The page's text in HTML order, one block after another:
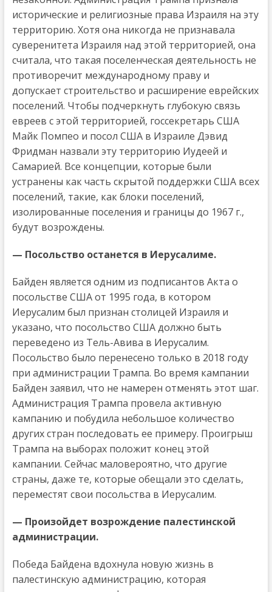
исторические и религиозные права Израиля на эту
территорию. Хотя она никогда не признавала
суверенитета Израиля над этой территорией, она
считала, что такая поселенческая деятельность не
противоречит международному праву и
допускает строительство и расширение еврейских
поселений. Чтобы подчеркнуть глубокую связь
евреев с этой территорией, госсекретарь США
Майк Помпео и посол США в Израиле Дэвид
Фридман назвали эту территорию Иудеей и
Самарией. Все концепции, которые были
устранены как часть скрытой поддержки США всех
поселений, такие, как блоки поселений,
изолированные поселения и границы до 1967 г.,
будут возрождены.
— Посольство останется в Иерусалиме.
Байден является одним из подписантов Акта о
посольстве США от 1995 года, в котором
Иерусалим был признан столицей Израиля и
указано, что посольство США должно быть
переведено из Тель-Авива в Иерусалим.
Посольство было перенесено только в 2018 году
при администрации Трампа. Во время кампании
Байден заявил, что не намерен отменять этот шаг.
Администрация Трампа провела активную
кампанию и побудила небольшое количество
других стран последовать ее примеру. Проигрыш
Трампа на выборах положит конец этой
кампании. Сейчас маловероятно, что другие
страны, даже те, которые обещали это сделать,
переместят свои посольства в Иерусалим.
— Произойдет возрождение палестинской
администрации.
Победа Байдена вдохнула новую жизнь в
палестинскую администрацию, которая